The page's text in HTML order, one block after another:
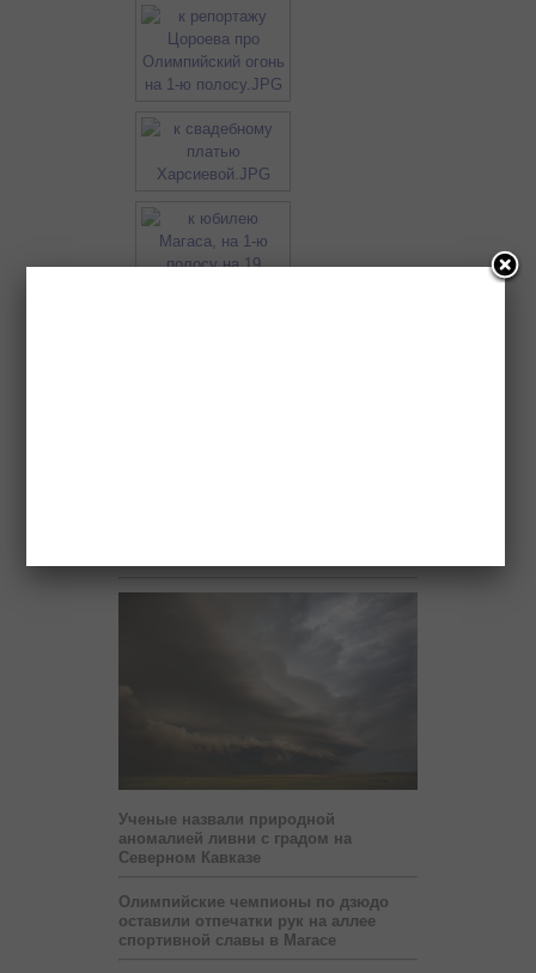
Ученые назвали природной
аномалией ливни с градом на
Северном Кавказе
Олимпийские чемпионы по дзюдо
оставили отпечатки рук на аллее
спортивной славы в Магасе